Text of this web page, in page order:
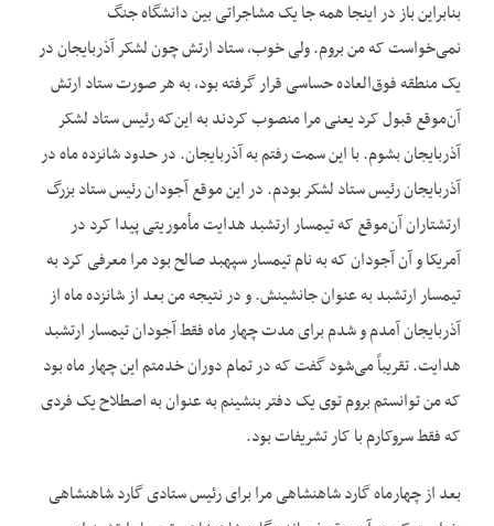
بنابراین باز در اینجا همه جا یک مشاجراتی بین دانشگاه جنگ
نمی‌خواست که من بروم. ولی خوب، ستاد ارتش چون لشکر آذربایجان در
یک منطقه فوق‌العاده حساسی قرار گرفته بود، به هر صورت ستاد ارتش
آن‌موقع قبول کرد یعنی مرا منصوب کردند به این‌که رئیس ستاد لشکر
آذربایجان بشوم. با این سمت رفتم به آذربایجان. در حدود شانزده ماه در
آذربایجان رئیس ستاد لشکر بودم. در این موقع آجودان رئیس ستاد بزرگ
ارتشتاران آن‌موقع که تیمسار ارتشبد هدایت مأموریتی پیدا کرد در
آمریکا و آن آجودان که به نام تیمسار سپهبد صالح بود مرا معرفی کرد به
تیمسار ارتشبد به عنوان جانشینش. و در نتیجه من بعد از شانزده ماه از
آذربایجان آمدم و شدم برای مدت چهار ماه فقط آجودان تیمسار ارتشبد
هدایت. تقریباً می‌شود گفت که در تمام دوران خدمتم این چهار ماه بود
که من توانستم بروم توی یک دفتر بنشینم به عنوان به اصطلاح یک فردی
که فقط سروکارم با کار تشریفات بود.
بعد از چهارماه گارد شاهنشاهی مرا برای رئیس ستادی گارد شاهنشاهی